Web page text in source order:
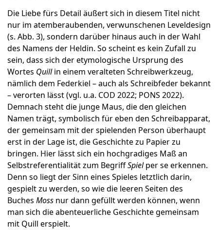
Die Liebe fürs Detail äußert sich in diesem Titel nicht
nur im atemberaubenden, verwunschenen Leveldesign
(s. Abb. 3), sondern darüber hinaus auch in der Wahl
des Namens der Heldin. So scheint es kein Zufall zu
sein, dass sich der etymologische Ursprung des
Wortes Quillin einem veralteten Schreibwerkzeug,
nämlich dem Federkiel – auch als Schreibfeder bekannt
– verorten lässt (vgl. u.a. COD 2022; PONS 2022).
Demnach steht die junge Maus, die den gleichen
Namen trägt, symbolisch für eben den Schreibapparat,
der gemeinsam mit der spielenden Person überhaupt
erst in der Lage ist, die Geschichte zu Papier zu
bringen. Hier lässt sich ein hochgradiges Maß an
Selbstreferentialität zum BegriffSpielper se erkennen.
Denn so liegt der Sinn eines Spieles letztlich darin,
gespielt zu werden, so wie die leeren Seiten des
Buches Moss nur dann gefüllt werden können, wenn
man sich die abenteuerliche Geschichte gemeinsam
mit Quill erspielt.